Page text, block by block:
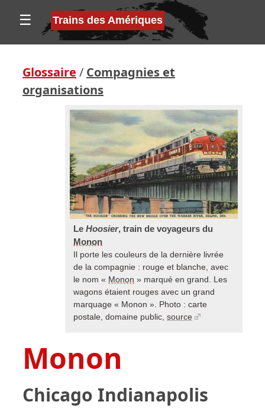
☰ Trains des Amériques
Glossaire / Compagnies et
organisations
Le Hoosier, train de voyageurs du
Monon
Il porte les couleurs de la dernière livrée
de la compagnie : rouge et blanche, avec
le nom « Monon » marqué en grand. Les
wagons étaient rouges avec un grand
marquage « Monon ». Photo : carte
postale, domaine public, source
Monon
Chicago Indianapolis